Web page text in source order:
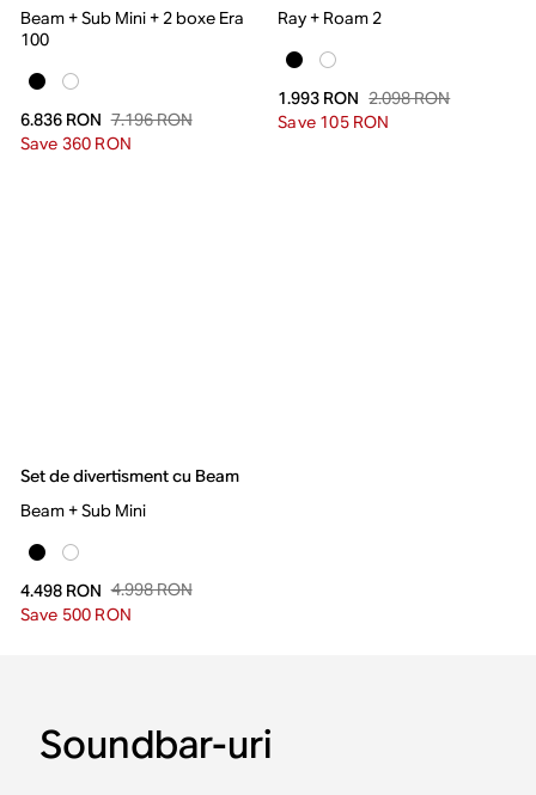
Beam + Sub Mini + 2 boxe Era
100
6.836 RON 7.196 RON
Save 360 RON
Ray + Roam 2
1.993 RON 2.098 RON
Save 105 RON
Set de divertisment cu Beam
Beam + Sub Mini
4.498 RON 4.998 RON
Save 500 RON
Soundbar-uri